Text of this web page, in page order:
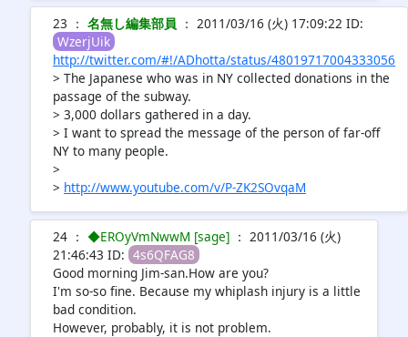
23 ： 名無し編集部員 ： 2011/03/16 (火) 17:09:22 ID:
WzerjUik
http://twitter.com/#!/ADhotta/status/48019717004333056
> The Japanese who was in NY collected donations in the
passage of the subway.
> 3,000 dollars gathered in a day.
> I want to spread the message of the person of far-off
NY to many people.
>
> http://www.youtube.com/v/P-ZK2SOvqaM
24 ： ◆EROyVmNwwM [sage] ： 2011/03/16 (火)
21:46:43 ID: 4s6QFAG8
Good morning Jim-san.How are you?
I'm so-so fine. Because my whiplash injury is a little
bad condition.
However, probably, it is not problem.